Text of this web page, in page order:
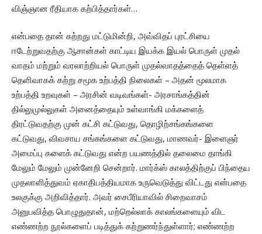
விஞ்ஞான ரீதியாக கற்பித்தார்கள்…
என்பதை தான் கற்றது மட்டுமின்றி, அவ்விதப் புரட்சியை
ஈடேற்றுவதற்கு ஆசான்கள் காட்டிய இயக்க இயல் பொருள் முதல்
வாதம் மற்றும் வரலாற்றியல் பொருள் முதல்வாதத்தைத் தெள்ளத்
தெளிவாகக் கற்று சமூக உற்பத்தி நிலைகள் – அதன் மூலமாக
உற்பத்தி உறவுகள் – அரசின் வடிவங்கள்- அரசாங்கத்தின்
தில்லுமுல்லுகள் அனைத்தையும் உள்வாங்கி மக்களைத்
திரட்டுவதற்கு முன் கட்சி கட்டுவது, தொழிற்சங்கங்களை
கட்டுவது, விவசாய சங்கங்களை கட்டுவது, மாணவர்- இளைஞர்
அமைப்பு களைக் கட்டுவது என்ற பயணத்தில் தலைமை தாங்கி
மேலும் மேலும் முன்னேறி சென்றார். மார்க்ஸ் காலத்திற்குப் பிந்தைய
முதலாளித்துவம் ஏகாதிபத்தியமாக உருவெடுத்து விட்டது என்பதை
உலகுக்கு அறிவித்தார். அவர் சைபீரியாவில் சிறைவாசம்
அனுபவித்த பொழுதுதான், மற்றெல்லாக் காலங்களையும் விட
எண்ணற்ற நூல்களைப் படித்துக் கற்றுணர்ந்துள்ளார்; எண்ணற்ற